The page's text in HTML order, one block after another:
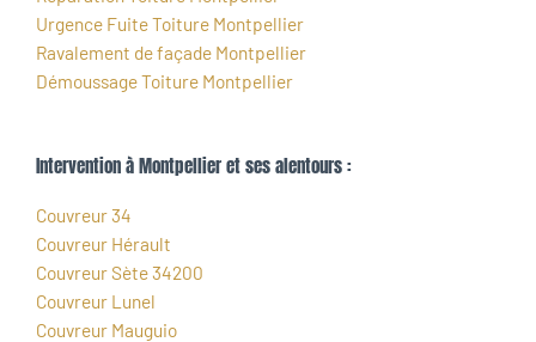
Urgence Fuite Toiture Montpellier
Ravalement de façade Montpellier
Démoussage Toiture Montpellier
Intervention à Montpellier et ses alentours :
Couvreur 34
Couvreur Hérault
Couvreur Sète 34200
Couvreur Lunel
Couvreur Mauguio